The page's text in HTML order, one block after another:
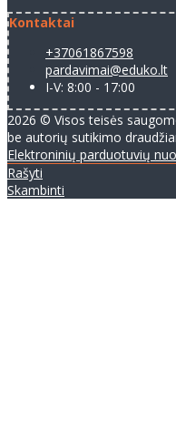
Kontaktai
+37061867598
pardavimai@eduko.lt
I-V: 8:00 - 17:00
2026 © Visos teisės
be autorių sutikimo
Elektroninių parduotuvių
Rašyti
Skambinti